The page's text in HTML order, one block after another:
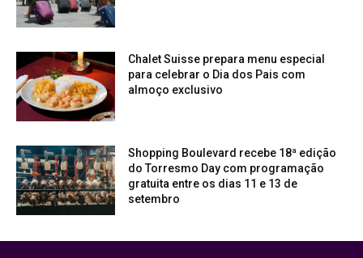
Chalet Suisse prepara menu especial
para celebrar o Dia dos Pais com
almoço exclusivo
Shopping Boulevard recebe 18ª edição
do Torresmo Day com programação
gratuita entre os dias 11 e 13 de
setembro